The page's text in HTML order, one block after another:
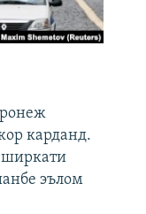
карданд.
ширкати
эълом